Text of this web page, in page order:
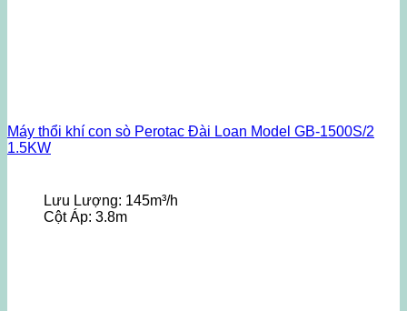
Máy thổi khí con sò Perotac Đài Loan Model GB-1500S/2
1.5KW
Lưu Lượng: 145m³/h
Cột Áp: 3.8m